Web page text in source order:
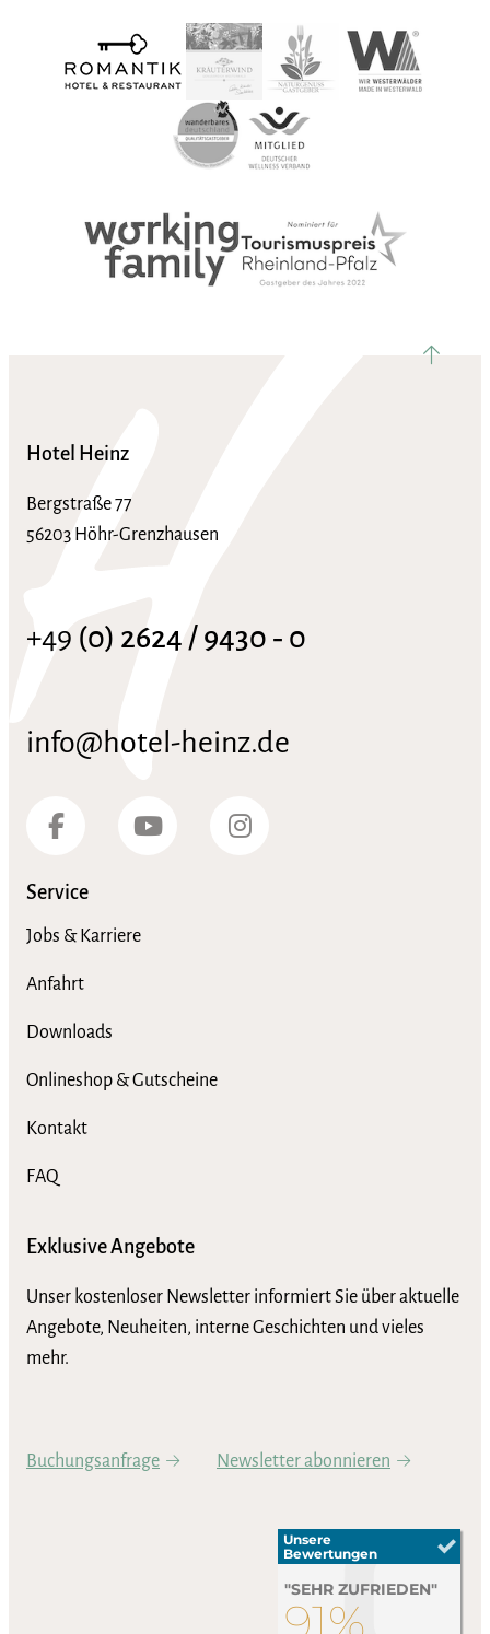
Hotel Heinz
Bergstraße 77
56203 Höhr-Grenzhausen
+49 (0) 2624 / 9430 ‑ 0
info@hotel-heinz.de
Service
Jobs & Karriere
Anfahrt
Downloads
Onlineshop & Gutscheine
Kontakt
FAQ
Exklusive Angebote
Unser kostenloser Newsletter informiert Sie über aktuelle
Angebote, Neuheiten, interne Geschichten und vieles
mehr.
Buchungsanfrage Newsletter abonnieren